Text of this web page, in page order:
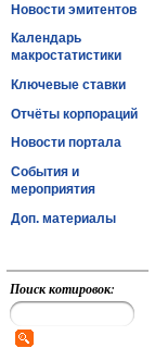
Новости эмитентов
Календарь
макростатистики
Ключевые ставки
Отчёты корпораций
Новости портала
События и
мероприятия
Доп. материалы
Поиск котировок: